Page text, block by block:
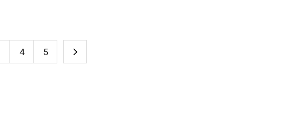
、审批、施工和运营，预期收益高于单纯的施工利润。 然而，风
代产业开发2023年第二季度的合并营业收入为9146亿韩元，营业利
。公司表示，首尔元等自有项目和主要项目的进展加快以及成本
亨完议长在联合声明中指出：“政府的公共医疗政策应优先考虑医
特别市也应顺利推进超区域医疗带的建设，填补必要医疗和公共医疗
次联合声明传达了将围绕医科大学设立和大学合并的地区讨论转向合
耐特菌株进行了调查，发现其中28个菌株为多重耐药菌。因此，研究
在国内淡水生物资源库中的淡水样本，找到了能够控制这些耐药菌的
杀灭28个多重耐药阿西耐特菌中的8个种类。这一发现具有重要意
4 5 下